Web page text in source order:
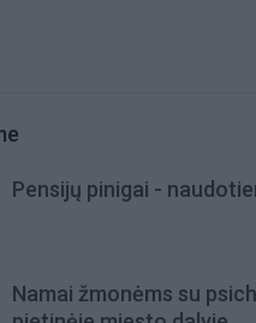
Pensijų pinigai -
Namai žmonėms su